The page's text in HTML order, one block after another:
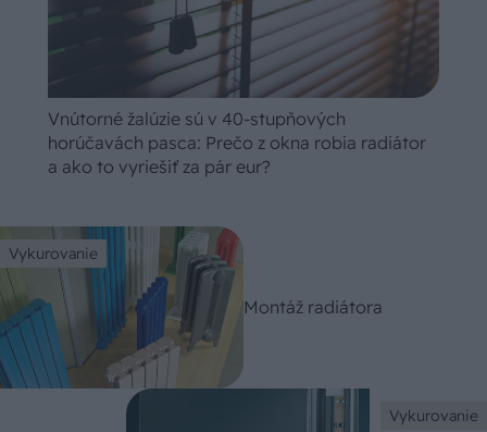
Vnútorné žalúzie sú v 40-stupňových
horúčavách pasca: Prečo z okna robia radiátor
a ako to vyriešiť za pár eur?
Vykurovanie
Montáž radiátora
Vykurovanie